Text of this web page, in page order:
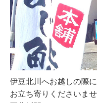
伊豆北川へお越しの際
お立ち寄りくださいま